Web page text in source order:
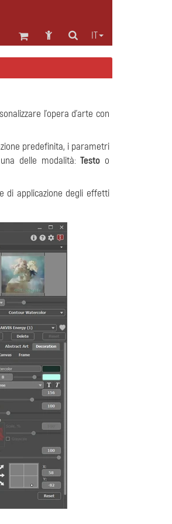
IT
l'opera d'arte con
predefinita, i parametri
delle modalità:Testo o
di applicazione degli effetti